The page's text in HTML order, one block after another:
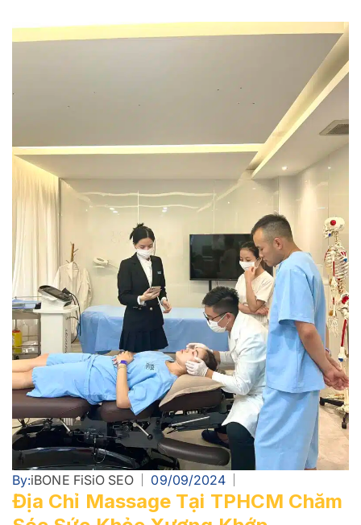
By:iBONE FiSiO SEO 09/09/2024
Địa Chỉ Massage Tại TPHCM Chăm